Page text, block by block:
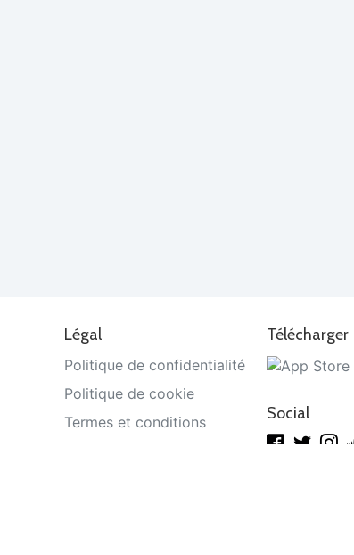
Légal
Politique de confidentialité
Politique de cookie
Termes et conditions
Télécharger
Social